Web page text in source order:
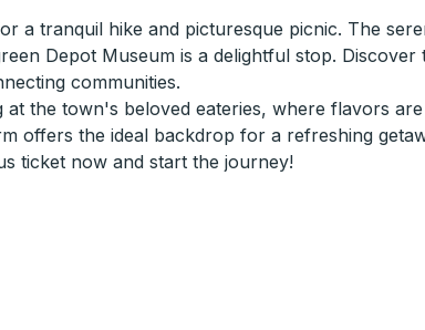
a tranquil hike and picturesque picnic. The
Depot Museum is a delightful stop.
communities.
the town's beloved eateries, where flavors
offers the ideal backdrop for a refreshing
ticket now and start the journey!